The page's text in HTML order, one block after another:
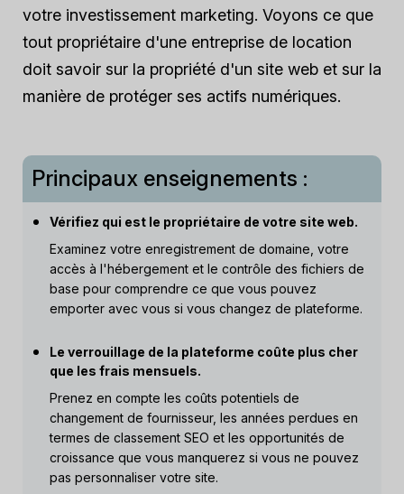
votre investissement marketing. Voyons ce que
tout propriétaire d'une entreprise de location
doit savoir sur la propriété d'un site web et sur la
manière de protéger ses actifs numériques.
Principaux enseignements :
Vérifiez qui est le propriétaire de votre site web.
Examinez votre enregistrement de domaine, votre
accès à l'hébergement et le contrôle des fichiers de
base pour comprendre ce que vous pouvez
emporter avec vous si vous changez de plateforme.
Le verrouillage de la plateforme coûte plus cher
que les frais mensuels.
Prenez en compte les coûts potentiels de
changement de fournisseur, les années perdues en
termes de classement SEO et les opportunités de
croissance que vous manquerez si vous ne pouvez
pas personnaliser votre site.